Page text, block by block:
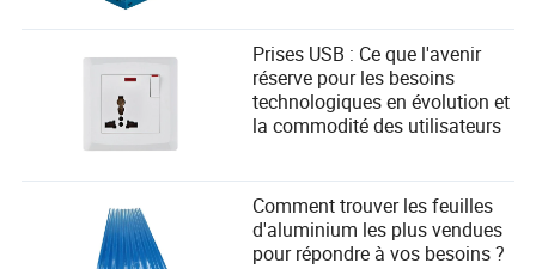
Prises USB : Ce que l'avenir
réserve pour les besoins
technologiques en évolution et
la commodité des utilisateurs
Comment trouver les feuilles
d'aluminium les plus vendues
pour répondre à vos besoins ?